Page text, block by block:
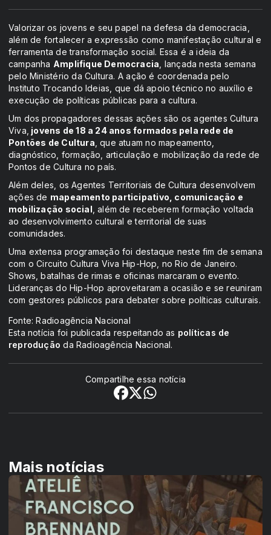
Valorizar os jovens e seu papel na defesa da democracia,
além de fortalecer a expressão como manifestação cultural e
ferramenta de transformação social. Essa é a ideia da
campanha Amplifique Democracia , lançada nesta semana
pelo Ministério da Cultura. A ação é coordenada pelo
Instituto Trocando Ideias, que dá apoio técnico no auxílio e
execução de políticas públicas para a cultura.
Um dos propagadores dessas ações são os agentes Cultura
Viva, jovens de 18 a 24 anos formados pela rede de
Pontões de Cultura , que atuam no mapeamento,
diagnóstico, formação, articulação e mobilização da rede de
Pontos de Cultura no país.
Além deles, os Agentes Territoriais de Cultura desenvolvem
ações de mapeamento participativo, comunicação e
mobilização social , além de receberem formação voltada
ao desenvolvimento cultural e territorial de suas
comunidades.
Uma extensa programação foi destaque neste fim de semana
com o Circuito Cultura Viva Hip-Hop, no Rio de Janeiro.
Shows, batalhas de rimas e oficinas marcaram o evento.
Lideranças do Hip-Hop aproveitaram a ocasião e se reuniram
com gestores públicos para debater sobre políticas culturais.
Fonte: Radioagência Nacional
Esta notícia foi publicada respeitando as políticas de
reprodução da Radioagência Nacional.
Compartilhe essa notícia
Mais notícias